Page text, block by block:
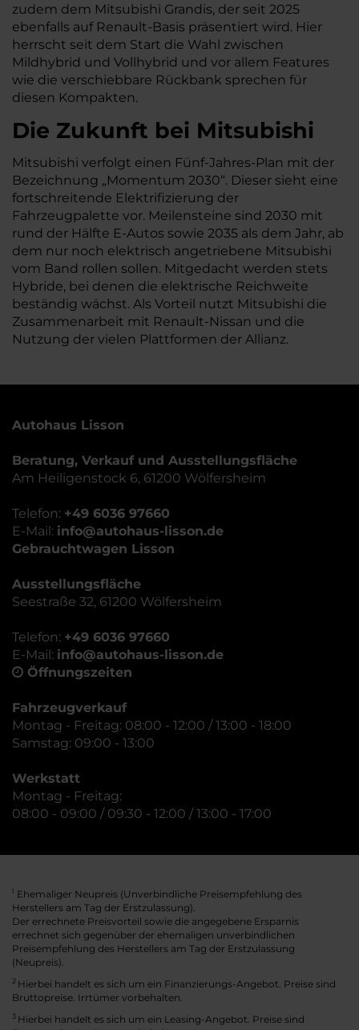
zudem dem Mitsubishi Grandis, der seit 2025
ebenfalls auf Renault-Basis präsentiert wird. Hier
herrscht seit dem Start die Wahl zwischen
Mildhybrid und Vollhybrid und vor allem Features
wie die verschiebbare Rückbank sprechen für
diesen Kompakten.
Die Zukunft bei Mitsubishi
Mitsubishi verfolgt einen Fünf-Jahres-Plan mit der
Bezeichnung „Momentum 2030“. Dieser sieht eine
fortschreitende Elektrifizierung der
Fahrzeugpalette vor. Meilensteine sind 2030 mit
rund der Hälfte E-Autos sowie 2035 als dem Jahr, ab
dem nur noch elektrisch angetriebene Mitsubishi
vom Band rollen sollen. Mitgedacht werden stets
Hybride, bei denen die elektrische Reichweite
beständig wächst. Als Vorteil nutzt Mitsubishi die
Zusammenarbeit mit Renault-Nissan und die
Nutzung der vielen Plattformen der Allianz.
Autohaus Lisson
Beratung, Verkauf und Ausstellungsfläche
Am Heiligenstock 6, 61200 Wölfersheim
Telefon: +49 6036 97660
E-Mail: info@autohaus-lisson.de
Gebrauchtwagen Lisson
Ausstellungsfläche
Seestraße 32, 61200 Wölfersheim
Telefon: +49 6036 97660
E-Mail: info@autohaus-lisson.de
Öffnungszeiten
Fahrzeugverkauf
Montag - Freitag: 08:00 - 12:00 / 13:00 - 18:00
Samstag: 09:00 - 13:00
Werkstatt
Montag - Freitag:
08:00 - 09:00 / 09:30 - 12:00 / 13:00 - 17:00
1
Ehemaliger Neupreis (Unverbindliche Preisempfehlung des
Herstellers am Tag der Erstzulassung).
Der errechnete Preisvorteil sowie die angegebene Ersparnis
errechnet sich gegenüber der ehemaligen unverbindlichen
Preisempfehlung des Herstellers am Tag der Erstzulassung
(Neupreis).
2 Hierbei handelt es sich um ein Finanzierungs-Angebot. Preise sind
Bruttopreise. Irrtümer vorbehalten.
3 Hierbei handelt es sich um ein Leasing-Angebot. Preise sind